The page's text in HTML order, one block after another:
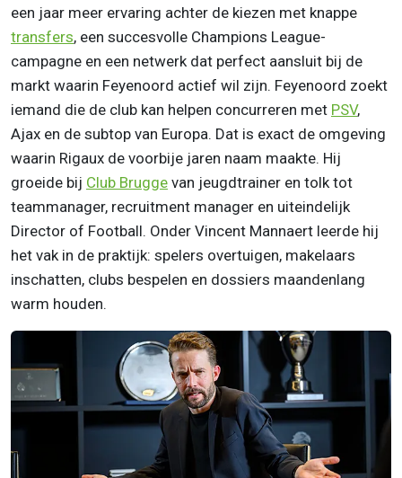
een jaar meer ervaring achter de kiezen met knappe
transfers, een succesvolle Champions League-
campagne en een netwerk dat perfect aansluit bij de
markt waarin Feyenoord actief wil zijn. Feyenoord zoekt
iemand die de club kan helpen concurreren met PSV,
Ajax en de subtop van Europa. Dat is exact de omgeving
waarin Rigaux de voorbije jaren naam maakte. Hij
groeide bij Club Brugge van jeugdtrainer en tolk tot
teammanager, recruitment manager en uiteindelijk
Director of Football. Onder Vincent Mannaert leerde hij
het vak in de praktijk: spelers overtuigen, makelaars
inschatten, clubs bespelen en dossiers maandenlang
warm houden.